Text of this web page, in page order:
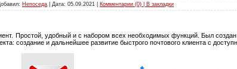
Непоседа | Дата: 05.09.2021 Комментарии (0) | В закладки
Простой, удобный и с набором всех необходимых функций. Был создан
создание и дальнейшее развитие быстрого почтового клиента с